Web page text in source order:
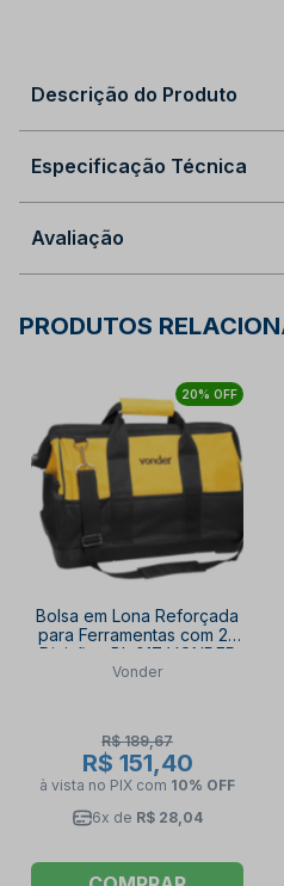
Descrição do Produto
Especificação Técnica
Avaliação
PRODUTOS
20% OFF
Bolsa em Lona Reforçada
para Ferramentas com 22
Divisões BL 017 VONDER
Vonder
R$ 189,67
R$ 151,40
à vista no PIX com 10% OFF
6x de R$ 28,04